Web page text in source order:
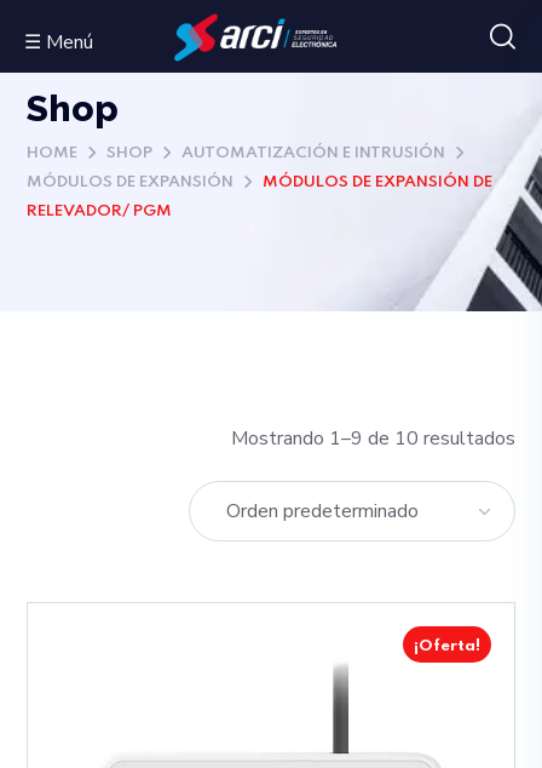
☰ Menú
Shop
HOME SHOP
AUTOMATIZACIÓN E INTRUSIÓN
MÓDULOS DE EXPANSIÓN
MÓDULOS DE EXPANSIÓN DE
RELEVADOR/ PGM
Mostrando 1–9 de 10 resultados
¡Oferta!